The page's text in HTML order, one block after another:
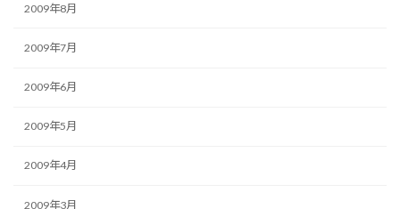
2009年8月
2009年7月
2009年6月
2009年5月
2009年4月
2009年3月